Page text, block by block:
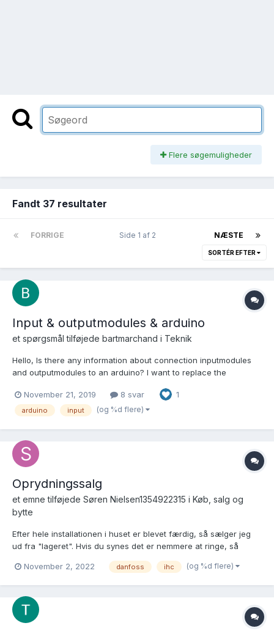
Flere søgemuligheder
Fandt 37 resultater
FORRIGE NÆSTE
Side 1 af 2
SORTÉR EFTER
Input & outputmodules & arduino
et spørgsmål tilføjede bartmarchand i Teknik
Hello, Is there any information about connection inputmodules
and outputmodules to an arduino? I want to replace the
idea was to program a modbus to ihc converter (or mqtt or
another protocol). The modbus part of the arduino...
November 21, 2019 8 svar 1
arduino input (og %d flere)
Oprydningssalg
et emne tilføjede Søren Nielsen1354922315 i Køb, salg og
bytte
Efter hele installationen i huset er blevet færdig, så sælger jeg
ud fra "lageret". Hvis du synes det er nemmere at ringe, så
120B1251, nye, 11 stk., kr. 50 pr. stk. SOLGT Relæsokkel alarm,
November 2, 2022 danfoss ihc (og %d flere)